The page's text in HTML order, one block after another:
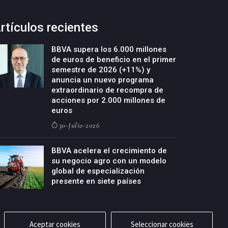
recientes
BBVA supera los 6.000 millones
de euros de beneficio en el primer
semestre de 2026 (+11%) y
anuncia un nuevo programa
extraordinario de recompra de
acciones por 2.000 millones de
euros
30-Julio-2026
BBVA acelera el crecimiento de
su negocio agro con un modelo
global de especialización
presente en siete países
Aceptar cookies Seleccionar cookies